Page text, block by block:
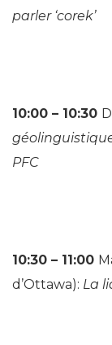
parler ‘corek’
10:00 – 10:30
PFC
10:30 – 11:00
d’Ottawa): La